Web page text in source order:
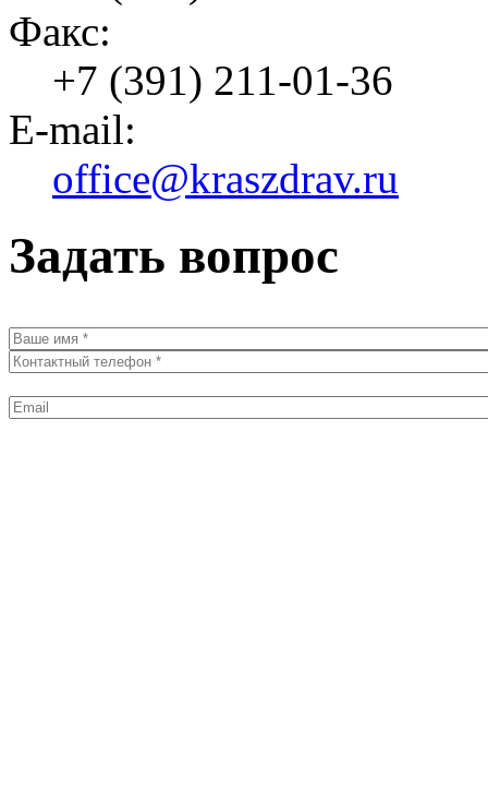
Факс:
+7 (391) 211-01-36
E-mail:
office@kraszdrav.ru
Задать вопрос